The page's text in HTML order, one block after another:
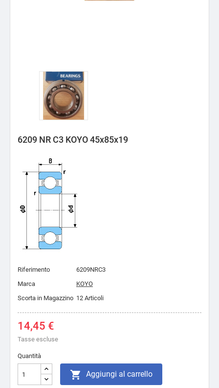
6209 NR C3 KOYO 45x85x19
Riferimento
6209NRC3
Marca
KOYO
Scorta in Magazzino 12 Articoli
14,45 €
Tasse escluse
Quantità
 Aggiungi al carrello